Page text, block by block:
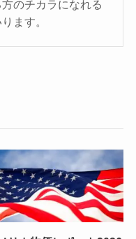
のチカラになれる
ます。